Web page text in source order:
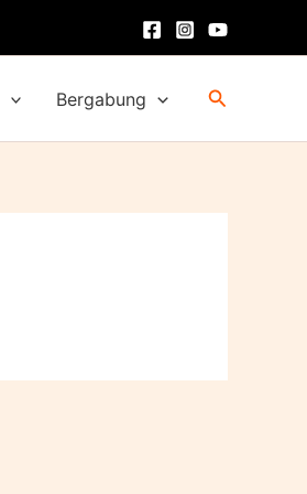
Bergabung Cari